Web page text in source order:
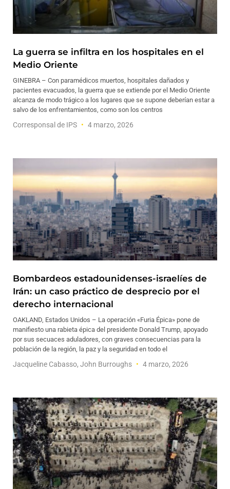
La guerra se infiltra en los hospitales en el
Medio Oriente
GINEBRA – Con paramédicos muertos, hospitales dañados y
pacientes evacuados, la guerra que se extiende por el Medio Oriente
alcanza de modo trágico a los lugares que se supone deberían estar a
salvo de los enfrentamientos, como son los centros
Corresponsal de IPS 4 marzo, 2026
Bombardeos estadounidenses-israelíes de
Irán: un caso práctico de desprecio por el
derecho internacional
OAKLAND, Estados Unidos – La operación «Furia Épica» pone de
manifiesto una rabieta épica del presidente Donald Trump, apoyado
por sus secuaces aduladores, con graves consecuencias para la
población de la región, la paz y la seguridad en todo el
Jacqueline Cabasso, John Burroughs 4 marzo, 2026